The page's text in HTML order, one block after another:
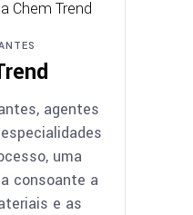
agentes
uma
consoante a
e as